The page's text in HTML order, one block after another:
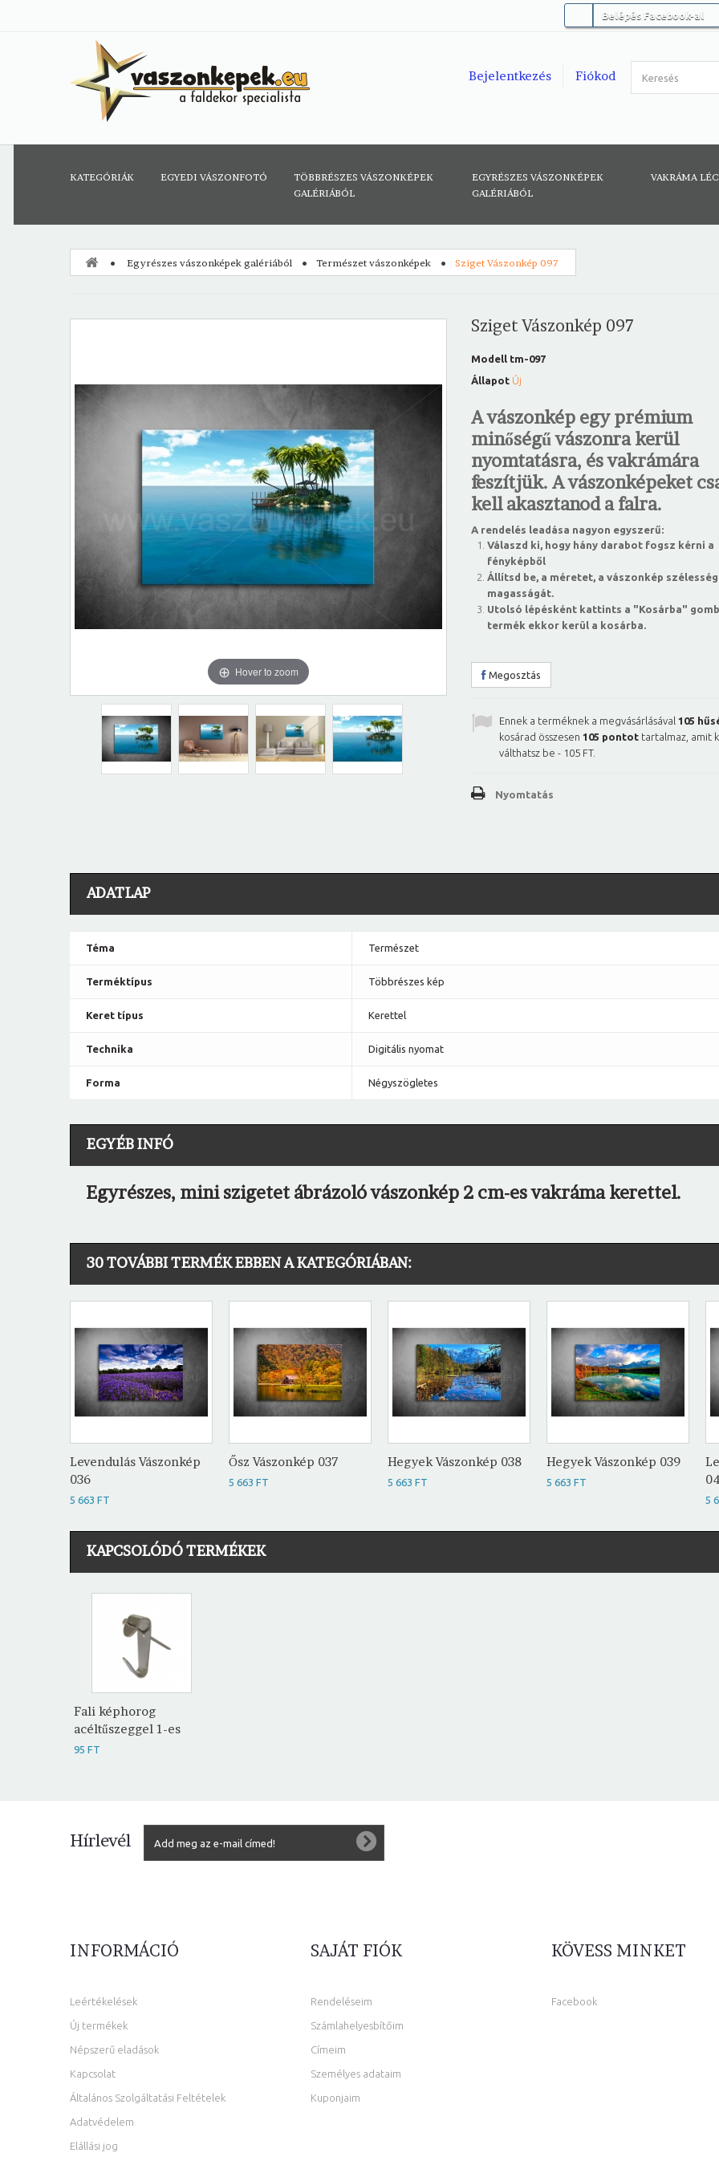
Belépés Facebook-al
Fiókod
Bejelentkezés
KATEGÓRIÁK EGYEDI VÁSZONFOTÓ
TÖBBRÉSZES VÁSZONKÉPEK
GALÉRIÁBÓL
EGYRÉSZES VÁSZONKÉPEK
GALÉRIÁBÓL
VAKRÁMA
Egyrészes vászonképek galériából Természet vászonképek Sziget Vászonkép 097
Hover to zoom
Sziget Vászonkép 097
Modell tm-097
Állapot Új
A vászonkép egy prémium
minőségű vászonra kerül
nyomtatásra, és vakrámára
feszítjük. A vászonképeket
kell akasztanod a falra.
A rendelés leadása nagyon egyszerű:
Válaszd ki, hogy hány darabot fogsz kérni a
fényképből
Állítsd be, a méretet, a vászonkép
magasságát.
Utolsó lépésként kattints a "Kosárba"
termék ekkor kerül a kosárba.
Megosztás
Ennek a terméknek a megvásárlásával 105
kosárad összesen 105 pontot tartalmaz, amit
válthatsz be - 105 FT.
Nyomtatás
ADATLAP
Téma Természet
Terméktípus Többrészes kép
Keret típus Kerettel
Technika Digitális nyomat
Forma Négyszögletes
EGYÉB INFÓ
Egyrészes, mini szigetet ábrázoló vászonkép 2 cm-es vakráma kerettel.
30 TOVÁBBI TERMÉK EBBEN A KATEGÓRIÁBAN:
Levendulás Vászonkép
036
5 663 FT
Ősz Vászonkép 037
5 663 FT
Hegyek Vászonkép 038
5 663 FT
Hegyek Vászonkép 039
5 663 FT
5
KAPCSOLÓDÓ TERMÉKEK
Fali képhorog
acéltűszeggel 1-es
95 FT
Hírlevél
INFORMÁCIÓ
Leértékelések
Új termékek
Népszerű eladások
Kapcsolat
Általános Szolgáltatási Feltételek
Adatvédelem
Elállási jog
SAJÁT FIÓK
Rendeléseim
Számlahelyesbítőim
Címeim
Személyes adataim
Kuponjaim
KÖVESS MINKET
Facebook